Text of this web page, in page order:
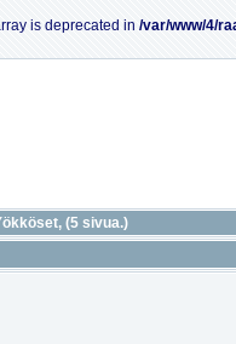
is deprecated in /var/www/4/
(5 sivua.)